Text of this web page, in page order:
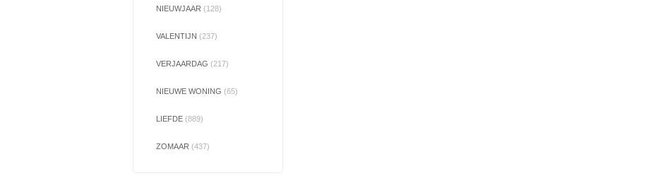
NIEUWJAAR (128)
VALENTIJN (237)
VERJAARDAG (217)
NIEUWE WONING (65)
LIEFDE (889)
ZOMAAR (437)